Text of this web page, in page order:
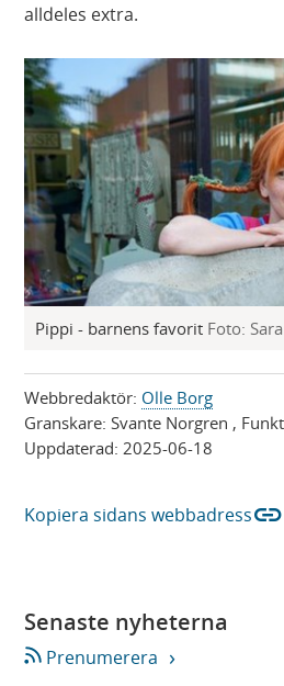
alldeles extra.
Pippi - barnens favorit Foto:
Webbredaktör: Olle Borg
Granskare:Svante Norgren ,
Uppdaterad: 2025-06-18
Kopiera sidans webbadresslink
Senaste nyheterna
Prenumerera